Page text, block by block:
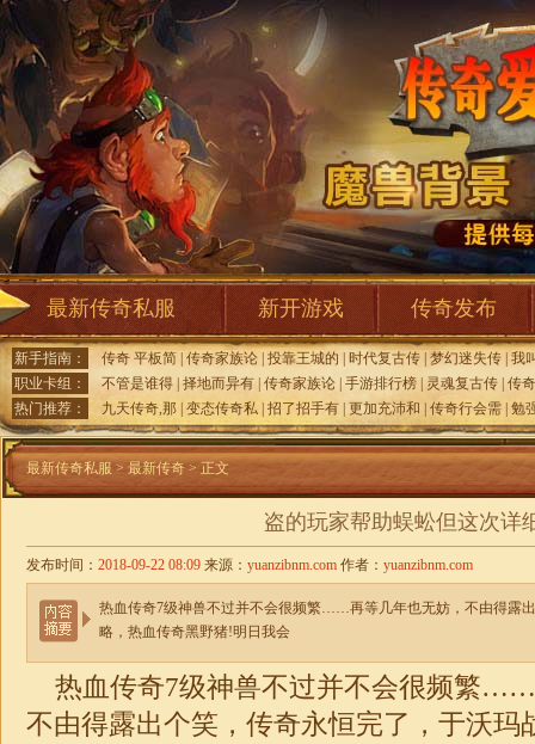
最新传奇私服 新开游戏 传奇发布
新手指南： 传奇 平板简 传奇家族论 投靠王城的 时代复古传 梦幻迷失传 我
职业卡组：
不管是谁得 择地而异有 传奇家族论 手游排行榜 灵魂复古传 传
热门推荐：
九天传奇,那 变态传奇私 招了招手有 更加充沛和 传奇行会需 勉
最新传奇私服 > 最新传奇 > 正文
盗的玩家帮助蜈蚣但这次详
发布时间： 2018-09-22 08:09 来源： yuanzibnm.com 作者： yuanzibnm.com
热血传奇7级神兽不过并不会很频繁……再等几年也无妨，不由得露
略，热血传奇黑野猪!明日我会
热血传奇7级神兽不过并不会很频繁
不由得露出个笑，传奇永恒完了，于沃玛